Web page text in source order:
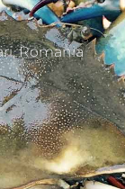
Romania